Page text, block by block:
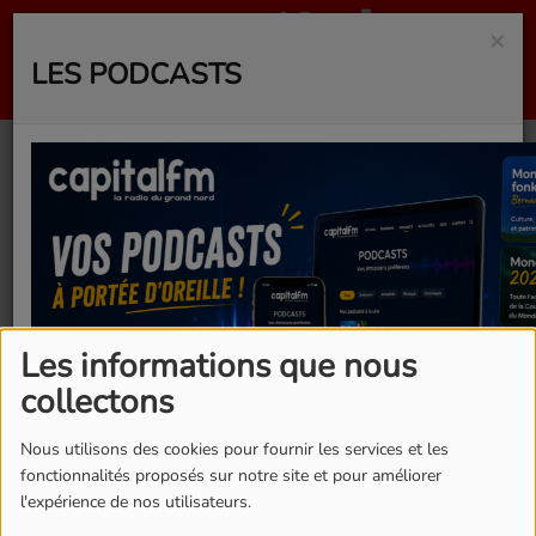
Les informations que nous
collectons
Nous utilisons des cookies pour fournir les services et les
fonctionnalités proposés sur notre site et pour améliorer
l'expérience de nos utilisateurs.
DEYRAH x
CHOUPINOU STYLE -
PRIER
×
LES PODCASTS